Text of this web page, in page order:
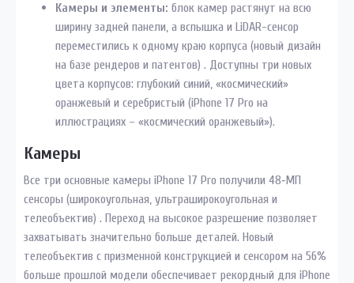
Камеры и элементы: блок камер растянут на всю
ширину задней панели, а вспышка и LiDAR-сенсор
переместились к одному краю корпуса (новый дизайн
на базе рендеров и патентов) . Доступны три новых
цвета корпусов: глубокий синий, «космический»
оранжевый и серебристый (iPhone 17 Pro на
иллюстрациях – «космический оранжевый»).
Камеры
Все три основные камеры iPhone 17 Pro получили 48‑МП
сенсоры (широкоугольная, ультраширокоугольная и
телеобъектив) . Переход на высокое разрешение позволяет
захватывать значительно больше деталей. Новый
телеобъектив с призменной конструкцией и сенсором на 56%
больше прошлой модели обеспечивает рекордный для iPhone